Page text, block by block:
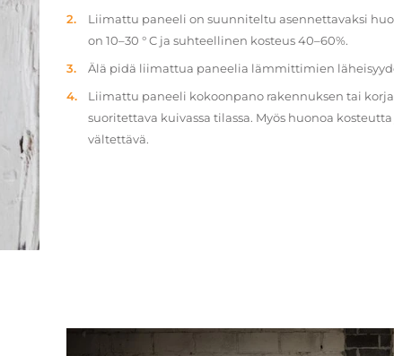
Liimattu paneeli on suunniteltu asennettavaksi
on 10–30 ° C ja suhteellinen kosteus 40–60%.
Älä pidä liimattua paneelia lämmittimien
Liimattu paneeli kokoonpano rakennuksen tai
suoritettava kuivassa tilassa. Myös huonoa
vältettävä.